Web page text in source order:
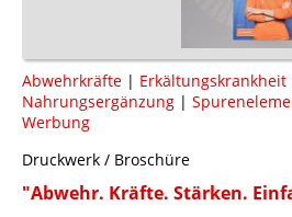
Abwehrkräfte | Erkältungskrankheit
Nahrungsergänzung |
Werbung
Druckwerk / Broschüre
"Abwehr. Kräfte. Stärken.